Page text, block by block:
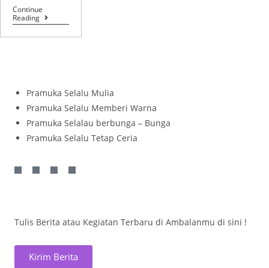
Continue
Reading
Pramuka Selalu Mulia
Pramuka Selalu Memberi Warna
Pramuka Selalau berbunga – Bunga
Pramuka Selalu Tetap Ceria
Tulis Berita atau Kegiatan Terbaru di Ambalanmu di sini !
Kirim Berita